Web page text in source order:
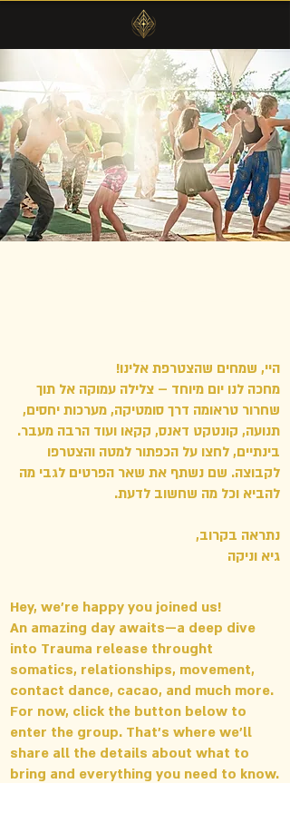
​​היי, שמחים שהצטרפת אלינו!
מחכה לנו יום מיוחד – צלילה עמוקה אל תוך
שחרור טראומה דרך סומטיקה, מערכות יחסים,
תנועה, קונטקט דאנס, קקאו ועוד הרבה מעבר.
בינתיים, לחצו על הכפתור למטה והצטרפו
לקבוצה. שם נשתף את שאר הפרטים לגבי מה
להביא וכל מה שחשוב לדעת.
נתראה בקרוב,
גיא וניקה
​Hey, we’re happy you joined us!
An amazing day awaits—a deep dive
into Trauma release throught
somatics, relationships, movement,
contact dance, cacao, and much more.
For now, click the button below to
enter the group. That’s where we’ll
share all the details about what to
bring and everything you need to know.